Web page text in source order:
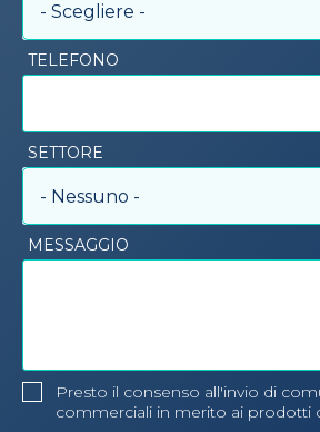
- Scegliere -
TELEFONO
SETTORE
- Nessuno -
MESSAGGIO
Presto il consenso all'invio di
commerciali in merito ai prodotti